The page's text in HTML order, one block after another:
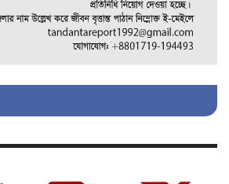
মোগলাবাজার থানা কার কবলে?
গোয়াইনঘাটে বিজিবির নাম ভাঙিয়ে
ঘুষের রাজত্ব!